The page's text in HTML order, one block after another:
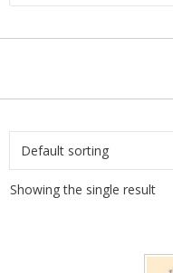
Showing the single result